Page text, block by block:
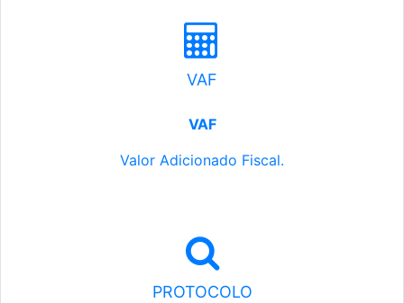
VAF
VAF
Valor Adicionado Fiscal.
PROTOCOLO